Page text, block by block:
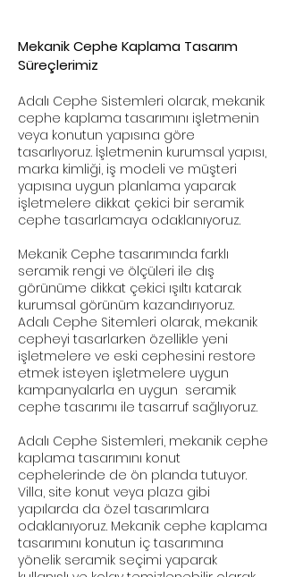
Mekanik Cephe Kaplama Tasarım
Süreçlerimiz
Adalı Cephe Sistemleri olarak, mekanik
cephe kaplama tasarımını işletmenin
veya konutun yapısına göre
tasarlıyoruz. İşletmenin kurumsal yapısı,
marka kimliği, iş modeli ve müşteri
yapısına uygun planlama yaparak
işletmelere dikkat çekici bir seramik
cephe tasarlamaya odaklanıyoruz.
Mekanik Cephe tasarımında farklı
seramik rengi ve ölçüleri ile dış
görünüme dikkat çekici ışıltı katarak
kurumsal görünüm kazandırıyoruz.
Adalı Cephe Sitemleri olarak, mekanik
cepheyi tasarlarken özellikle yeni
işletmelere ve eski cephesini restore
etmek isteyen işletmelere uygun
kampanyalarla en uygun seramik
cephe tasarımı ile tasarruf sağlıyoruz.
Adalı Cephe Sistemleri, mekanik cephe
kaplama tasarımını konut
cephelerinde de ön planda tutuyor.
Villa, site konut veya plaza gibi
yapılarda da özel tasarımlara
odaklanıyoruz. Mekanik cephe kaplama
tasarımını konutun iç tasarımına
yönelik seramik seçimi yaparak